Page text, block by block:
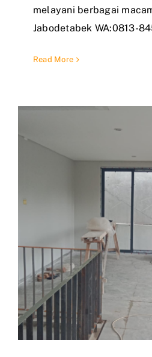
melayani berbagai
Jabodetabek WA:0813-
Read More